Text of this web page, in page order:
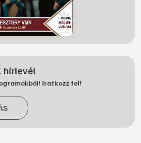
hírlevél
Iratkozz fel!